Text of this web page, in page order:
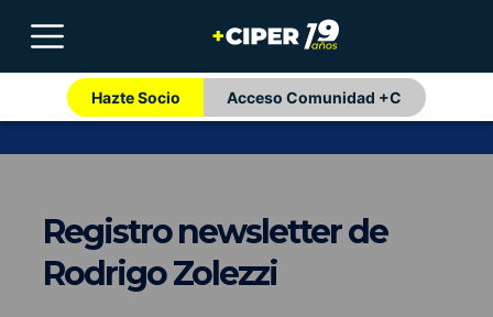
Hazte Socio Acceso Comunidad +C
Registro newsletter de
Rodrigo Zolezzi